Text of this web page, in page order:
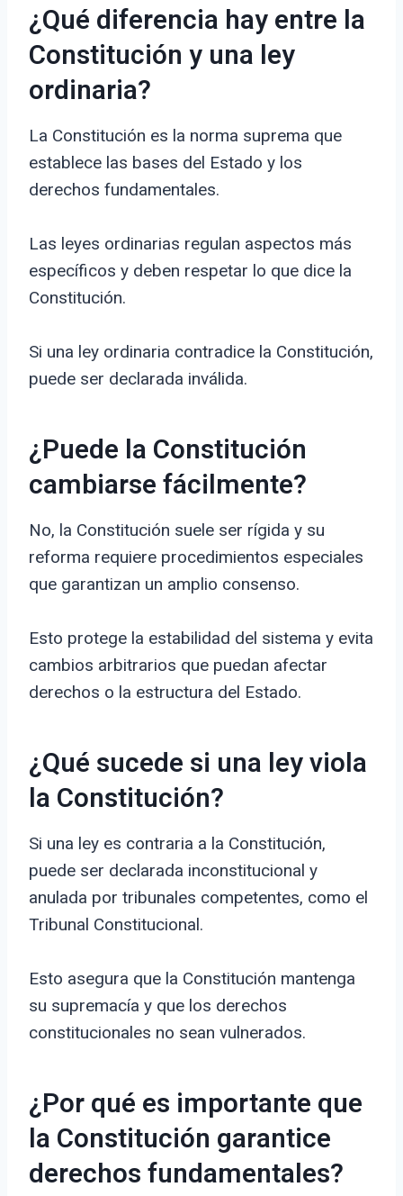
¿Qué diferencia hay entre la
Constitución y una ley
ordinaria?
La Constitución es la norma suprema que
establece las bases del Estado y los
derechos fundamentales.
Las leyes ordinarias regulan aspectos más
específicos y deben respetar lo que dice la
Constitución.
Si una ley ordinaria contradice la Constitución,
puede ser declarada inválida.
¿Puede la Constitución
cambiarse fácilmente?
No, la Constitución suele ser rígida y su
reforma requiere procedimientos especiales
que garantizan un amplio consenso.
Esto protege la estabilidad del sistema y evita
cambios arbitrarios que puedan afectar
derechos o la estructura del Estado.
¿Qué sucede si una ley viola
la Constitución?
Si una ley es contraria a la Constitución,
puede ser declarada inconstitucional y
anulada por tribunales competentes, como el
Tribunal Constitucional.
Esto asegura que la Constitución mantenga
su supremacía y que los derechos
constitucionales no sean vulnerados.
¿Por qué es importante que
la Constitución garantice
derechos fundamentales?